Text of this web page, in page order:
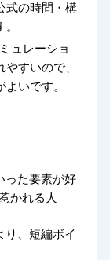
式の時間・構
ュレーショ
すいので、
いです。
った要素が好
かれる人
り、短編ボイ